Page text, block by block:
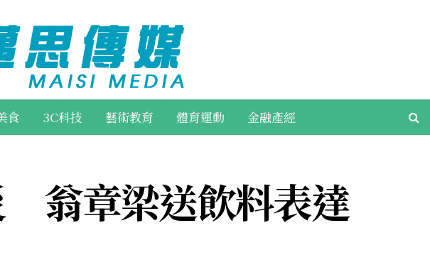
食 3C科技 藝術教育 體育運動 金融產經
翁章梁送飲料表達